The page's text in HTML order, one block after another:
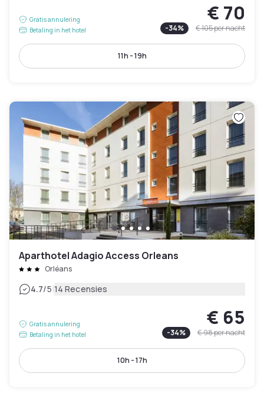
Gratis annulering
Betaling in het hotel
€ 70
-34% € 105per nacht
11h - 19h
Aparthotel Adagio Access Orleans
Orléans
4.7/5|14 Recensies
Gratis annulering
Betaling in het hotel
€ 65
-34% € 98per nacht
10h - 17h